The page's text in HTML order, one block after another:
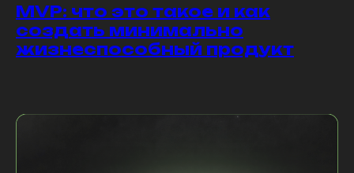
MVP: что это такое и как
создать минимально
жизнеспособный продукт